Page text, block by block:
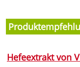
Hefeextrakt von